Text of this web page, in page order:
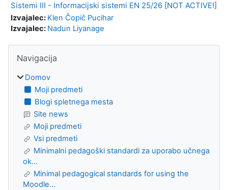
Sistemi III - Informacijski sistemi EN 25/26 [NOT ACTIVE!]
Izvajalec: Klen Čopič Pucihar
Izvajalec: Nadun Liyanage
Bloki
Navigacija
Domov
Moji predmeti
Blogi spletnega mesta
Site news
Moji predmeti
Vsi predmeti
Minimalni pedagoški standardi za uporabo učnega
ok...
Minimal pedagogical standards for using the
Moodle...